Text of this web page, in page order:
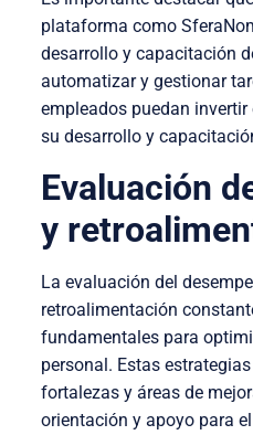
plataforma como
desarrollo y capacitación
automatizar y gestionar
empleados puedan
su desarrollo y
Evaluación
y
La evaluación del
retroalimentación
fundamentales para
personal. Estas
fortalezas y áreas de
orientación y apoyo para